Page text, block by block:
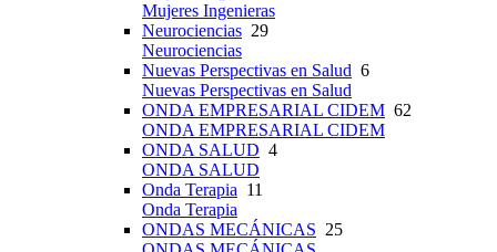
Mujeres Ingenieras
Neurociencias 29
Neurociencias
Nuevas Perspectivas en Salud 6
Nuevas Perspectivas en Salud
ONDA EMPRESARIAL CIDEM 62
ONDA EMPRESARIAL CIDEM
ONDA SALUD 4
ONDA SALUD
Onda Terapia 11
Onda Terapia
ONDAS MECÁNICAS 25